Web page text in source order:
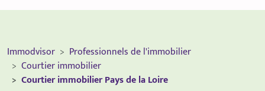
Immodvisor
Professionnels de l'immobilier
Courtier immobilier
Courtier immobilier Pays de la Loire